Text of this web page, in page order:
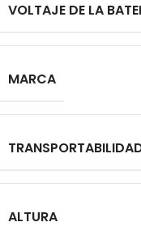
VOLTAJE DE LA
MARCA
ALTURA